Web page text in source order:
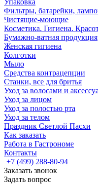
Упаковка
Фильтры, батарейки,
Чистящие-моющие
Косметика. Гигиена.
Бумажно-ватная продукция
Женская гигиена
Колготки
Мыло
Средства контрацепции
Станки, все для бритья
Уход за волосами и
Уход за лицом
Уход за полостью рта
Уход за телом
Праздник Светлой Пасхи
Как заказать
Работа в Гастрономе
Контакты
+7 (499) 288-80-94
Заказать звонок
Задать вопрос